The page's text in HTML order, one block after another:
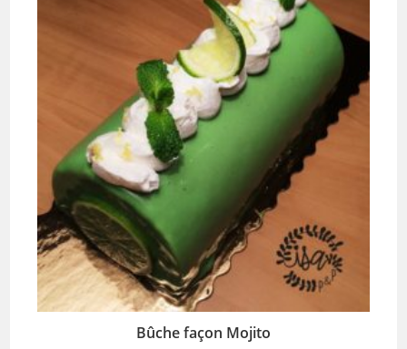
Bûche façon Mojito